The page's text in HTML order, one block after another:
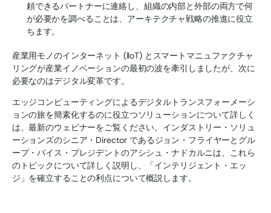
頼できるパートナーに連絡し、組織の内部と外部の両方で何
が必要かを調べることは、アーキテクチャ戦略の推進に役立
ちます。
産業用モノのインターネット (IIoT) とスマートマニュファクチャ
リングが産業イノベーションの最初の波を牽引しましたが、次に
必要なのはデジタル変革です。
エッジコンピューティングによるデジタルトランスフォーメーシ
ョンの旅を簡素化するのに役立つソリューションについて詳しく
は、最新のウェビナーをご覧ください。インダストリー・ソリュ
ーションズのシニア・Director であるジョン・フライヤーとグル
ープ・バイス・プレジデントのアシシュ・ナドカルニは、これら
のトピックについて詳しく説明し、「インテリジェント・エッ
ジ」を確立することの利点について概説します。